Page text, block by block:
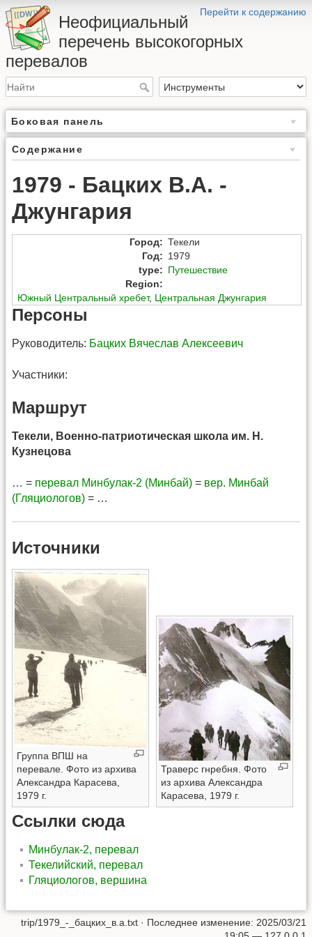
Перейти к содержанию
Неофициальный
перечень высокогорных
перевалов
Боковая панель
Содержание
1979 - Бацких В.А. -
Джунгария
Город: Текели
Год: 1979
type: Путешествие
Region:
Южный Центральный хребет, Центральная Джунгария
Персоны
Руководитель: Бацких Вячеслав Алексеевич
Участники:
Маршрут
Текели, Военно-патриотическая школа им. Н.
Кузнецова
… = перевал Минбулак-2 (Минбай) = вер. Минбай
(Гляциологов) = …
Источники
Группа ВПШ на
перевале. Фото из архива
Александра Карасева,
1979 г.
Траверс гнребня. Фото
из архива Александра
Карасева, 1979 г.
Ссылки сюда
Минбулак-2, перевал
Текелийский, перевал
Гляциологов, вершина
trip/1979_-_бацких_в.а.txt · Последнее изменение: 2025/03/21